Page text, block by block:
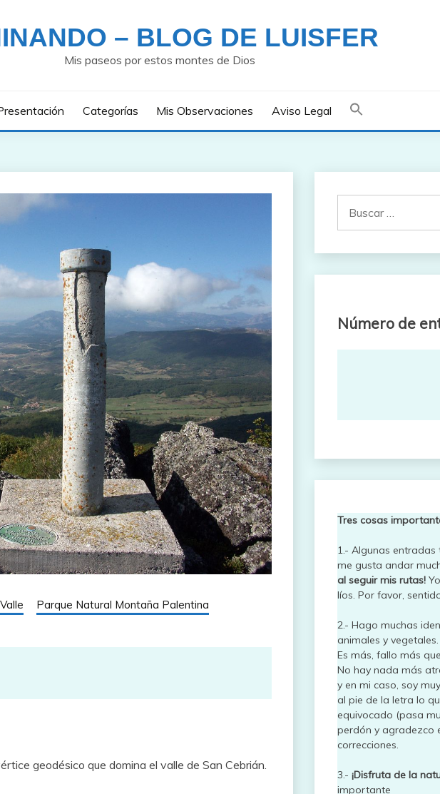
– BLOG DE LUISFER
Mis paseos por estos montes de Dios
Categorías Mis Observaciones Aviso Legal
Parque Natural Montaña Palentina
geodésico que domina el valle de San Cebrián.
Número de
Tres cosas
1.- Algunas entradas
me gusta andar
al seguir mis rutas!
líos. Por favor,
2.- Hago muchas
animales y vegetales.
Es más, fallo más
No hay nada más
y en mi caso, soy
al pie de la letra lo
equivocado (pasa
perdón y agradezco
correcciones.
3.- ¡Disfruta de la
importante